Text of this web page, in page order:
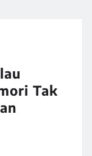
Tak